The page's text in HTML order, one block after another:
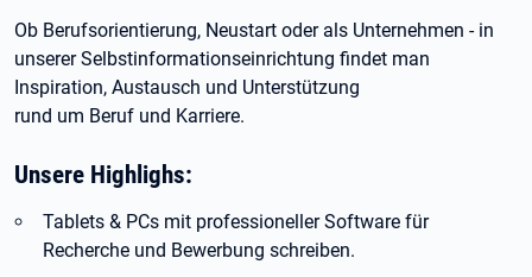
Ob Berufsorientierung, Neustart oder als Unternehmen - in
unserer Selbstinformationseinrichtung findet man
Inspiration, Austausch und Unterstützung
rund um Beruf und Karriere.
Unsere Highlighs:
Tablets & PCs mit professioneller Software für
Recherche und Bewerbung schreiben.